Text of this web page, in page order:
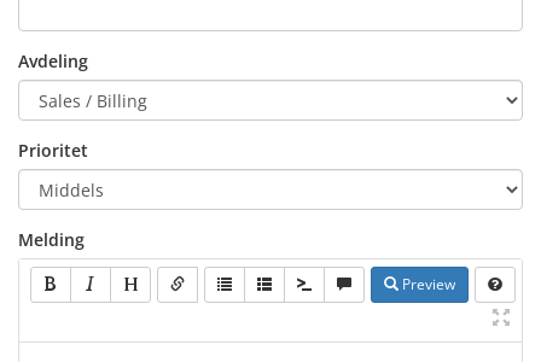
Avdeling
Prioritet
Melding
Preview